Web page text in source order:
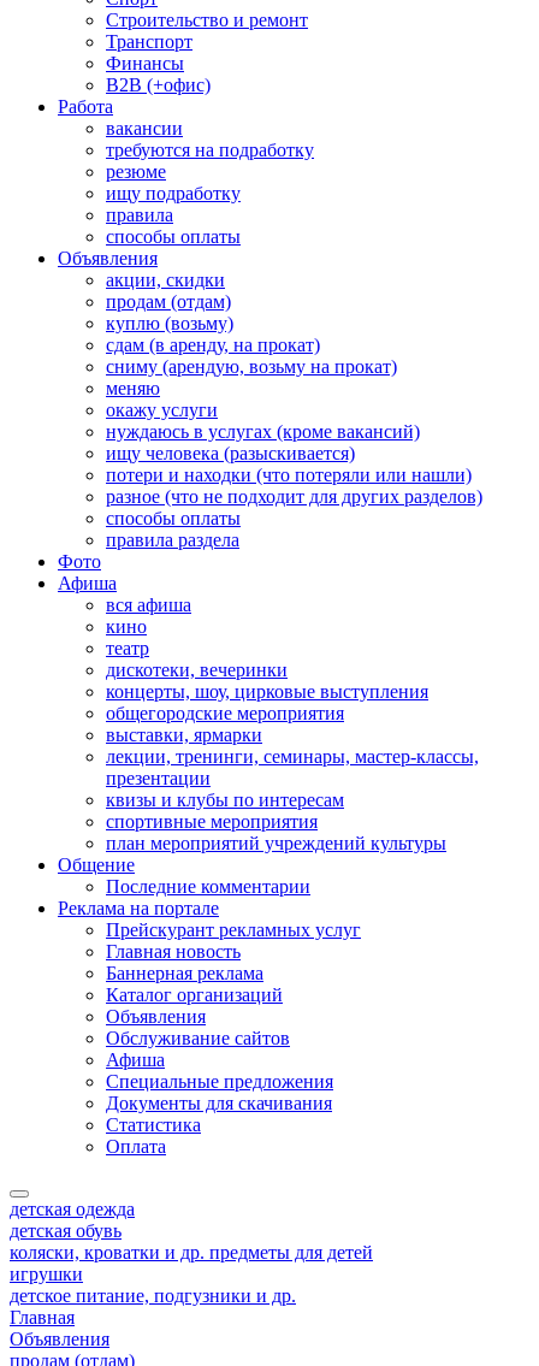
Строительство и ремонт
Транспорт
Финансы
B2B (+офис)
Работа
вакансии
требуются на подработку
резюме
ищу подработку
правила
способы оплаты
Объявления
акции, скидки
продам (отдам)
куплю (возьму)
сдам (в аренду, на прокат)
сниму (арендую, возьму на прокат)
меняю
окажу услуги
нуждаюсь в услугах (кроме вакансий)
ищу человека (разыскивается)
потери и находки (что потеряли или нашли)
разное (что не подходит для других разделов)
способы оплаты
правила раздела
Фото
Афиша
вся афиша
кино
театр
дискотеки, вечеринки
концерты, шоу, цирковые выступления
общегородские мероприятия
выставки, ярмарки
лекции, тренинги, семинары, мастер-классы,
презентации
квизы и клубы по интересам
спортивные мероприятия
план мероприятий учреждений культуры
Общение
Последние комментарии
Реклама на портале
Прейскурант рекламных услуг
Главная новость
Баннерная реклама
Каталог организаций
Объявления
Обслуживание сайтов
Афиша
Специальные предложения
Документы для скачивания
Статистика
Оплата
детская одежда
детская обувь
коляски, кроватки и др. предметы для детей
игрушки
детское питание, подгузники и др.
Главная
Объявления
продам (отдам)